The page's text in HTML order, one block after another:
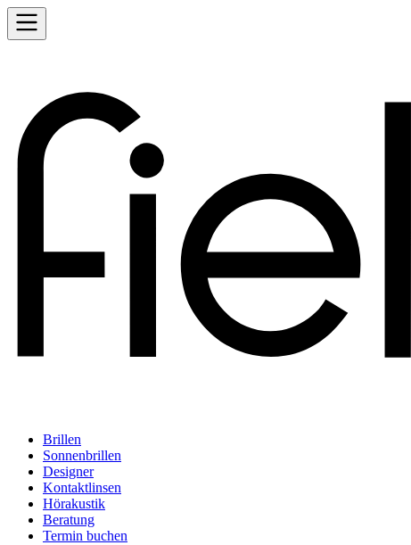
Brillen
Sonnenbrillen
Designer
Kontaktlinsen
Hörakustik
Beratung
Termin buchen